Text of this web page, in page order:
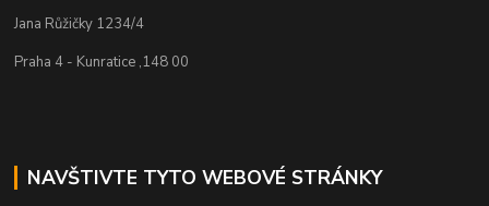
Jana Růžičky 1234/4
Praha 4 - Kunratice ,148 00
NAVŠTIVTE TYTO WEBOVÉ STRÁNKY